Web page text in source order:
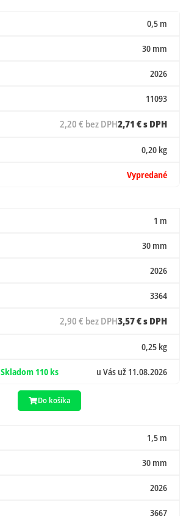
0,5 m
30 mm
2026
11093
2,71 € s DPH
2,20 € bez DPH
0,20 kg
Vypredané
1 m
30 mm
2026
3364
3,57 € s DPH
2,90 € bez DPH
0,25 kg
Skladom 110 ks u Vás už 11.08.2026
Do košíka
1,5 m
30 mm
2026
3667